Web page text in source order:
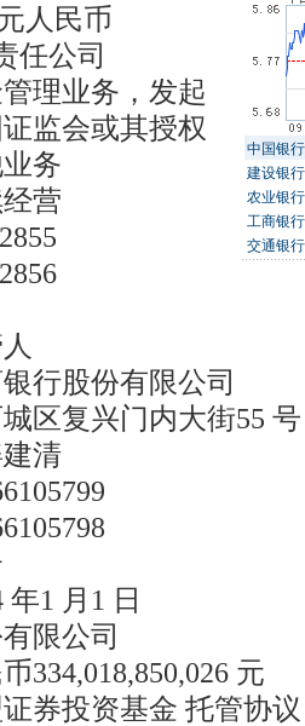
中国银行
建设银行
农业银行
工商银行
交通银行
人民币
任公司
理业务，发起
监会或其授权
务
营
行股份有限公司
区复兴门内大街55 号
清
1 月1 日
限公司
334,018,850,026 元
券投资基金 托管协议